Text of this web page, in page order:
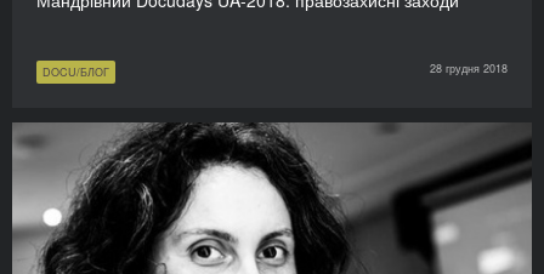
DOCU/БЛОГ 28 грудня 2018